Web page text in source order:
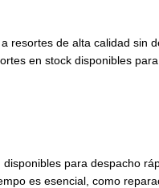
resortes de alta calidad
en stock disponibles
para despacho
es esencial, como